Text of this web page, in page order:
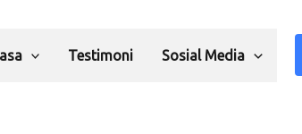
Testimoni Sosial Media